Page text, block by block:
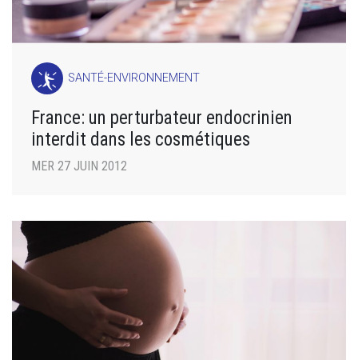
SANTÉ-ENVIRONNEMENT
France: un perturbateur endocrinien
interdit dans les cosmétiques
MER 27 JUIN 2012